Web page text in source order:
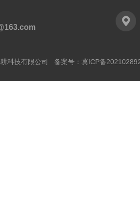
科技有限公司 备案号： 冀ICP备